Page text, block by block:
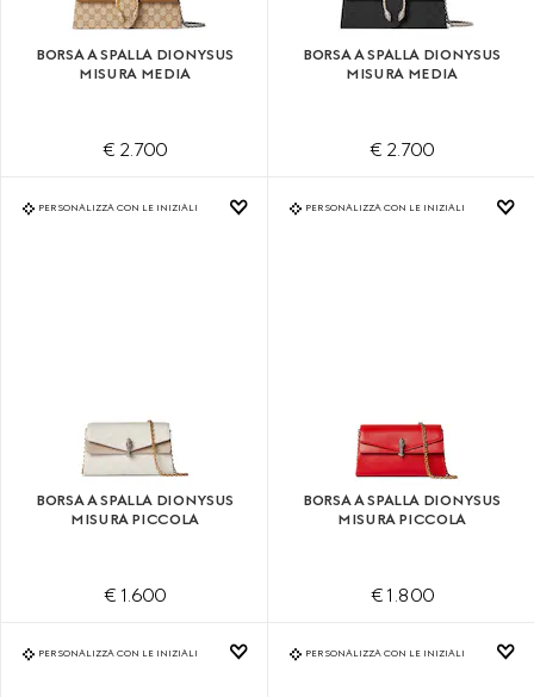
BORSA A SPALLA DIONYSUS
MISURA MEDIA
€ 2.700
BORSA A SPALLA DIONYSUS
MISURA MEDIA
€ 2.700
PERSONALIZZA CON LE INIZIALI
BORSA A SPALLA DIONYSUS
MISURA PICCOLA
€ 1.600
PERSONALIZZA CON LE INIZIALI
BORSA A SPALLA DIONYSUS
MISURA PICCOLA
€ 1.800
PERSONALIZZA CON LE INIZIALI PERSONALIZZA CON LE INIZIALI